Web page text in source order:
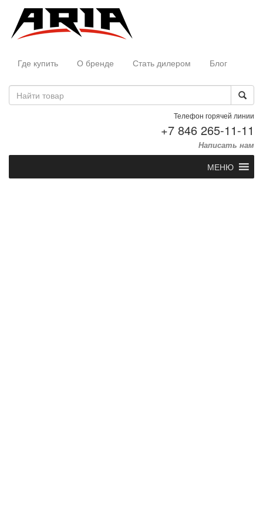
Где купить О бренде Стать дилером Блог
Телефон горячей линии
+7 846 265-11-11
Написать нам
МЕНЮ